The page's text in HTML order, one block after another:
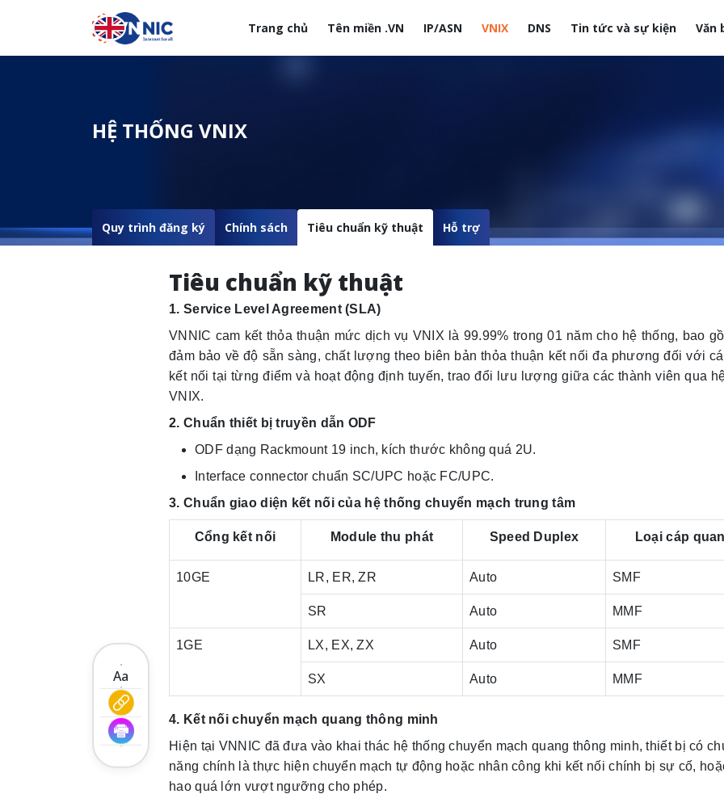
Nhảy đến nội dung
Trang chủ Tên miền .VN IP/ASN VNIX DNS Tin tức và sự kiện Văn
Menuheader của website
HỆ THỐNG VNIX
Quy trình đăng ký Chính sách Tiêu chuẩn kỹ thuật Hỗ trợ
Aa
Tiêu chuẩn kỹ thuật
1. Service Level Agreement (SLA)
VNNIC cam kết thỏa thuận mức dịch vụ VNIX là 99.99% trong 01 năm cho hệ thống, bao
đảm bảo về độ sẵn sàng, chất lượng theo biên bản thỏa thuận kết nối đa phương đối với
kết nối tại từng điểm và hoạt động định tuyến, trao đổi lưu lượng giữa các thành viên qua
VNIX.
2. Chuẩn thiết bị truyền dẫn ODF
ODF dạng Rackmount 19 inch, kích thước không quá 2U.
Interface connector chuẩn SC/UPC hoặc FC/UPC.
3. Chuẩn giao diện kết nối của hệ thống chuyển mạch trung tâm
Cổng kết nối Module thu phát Speed Duplex Loại cáp
10GE LR, ER, ZR Auto SMF
SR Auto MMF
1GE LX, EX, ZX Auto SMF
SX Auto MMF
4. Kết nối chuyển mạch quang thông minh
Hiện tại VNNIC đã đưa vào khai thác hệ thống chuyển mạch quang thông minh, thiết bị có
năng chính là thực hiện chuyển mạch tự động hoặc nhân công khi kết nối chính bị sự cố,
hao quá lớn vượt ngưỡng cho phép.